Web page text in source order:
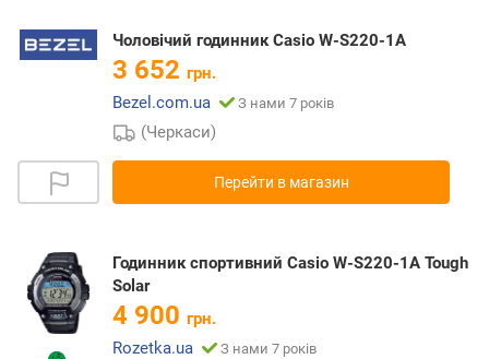
Чоловічий годинник Casio W-S220-1A
3 652 грн.
Bezel.com.ua
З нами 7 років
(Черкаси)
Перейти в магазин
Годинник спортивний Casio W-S220-1A Tough
Solar
4 900 грн.
Rozetka.ua
З нами 7 років